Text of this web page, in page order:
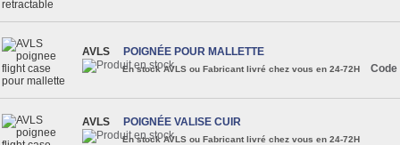
AVLS POIGNÉE POUR MALLETTE
En stock AVLS ou Fabricant livré chez vous en 24-72H Code
AVLS POIGNÉE VALISE CUIR
En stock AVLS ou Fabricant livré chez vous en 24-72H